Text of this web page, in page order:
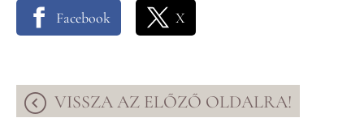
Facebook X
VISSZA AZ ELŐZŐ OLDALRA!